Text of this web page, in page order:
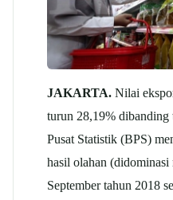
JAKARTA. Nilai
turun 28,19%
Pusat Statistik (BPS)
hasil olahan
September tahun 2018